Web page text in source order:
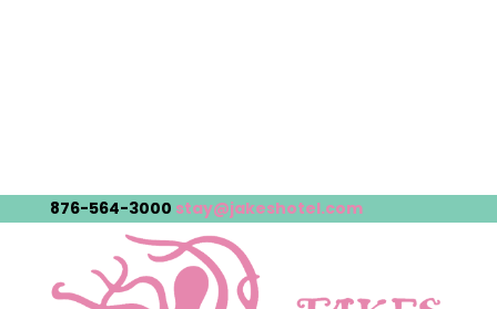
876-564-3000 stay@jakeshotel.com